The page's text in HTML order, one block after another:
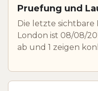
Pruefung und
Die letzte
London ist 08/08/
ab und 1 zeigen